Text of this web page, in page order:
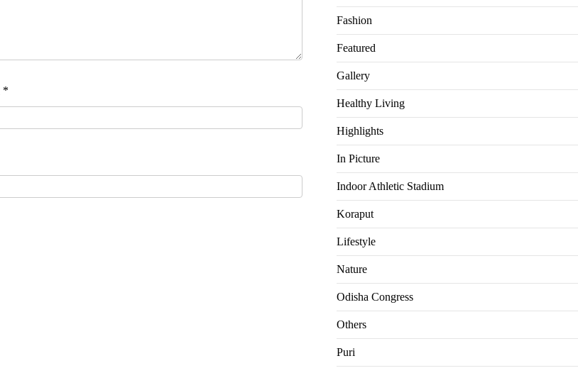
*
Fashion
Featured
Gallery
Healthy Living
Highlights
In Picture
Indoor Athletic Stadium
Koraput
Lifestyle
Nature
Odisha Congress
Others
Puri